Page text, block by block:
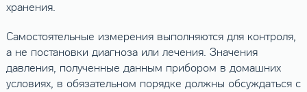
хранения.
Самостоятельные измерения выполняются для контроля,
а не постановки диагноза или лечения. Значения
давления, полученные данным прибором в домашних
условиях, в обязательном порядке должны обсуждаться с